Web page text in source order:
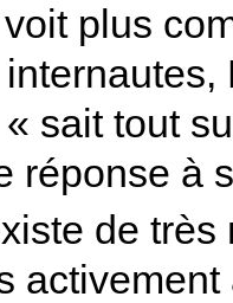
plus
sait tout
réponse à
de